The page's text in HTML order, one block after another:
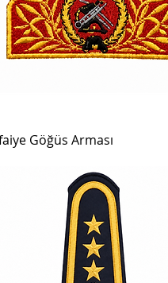
Göğüs Arması